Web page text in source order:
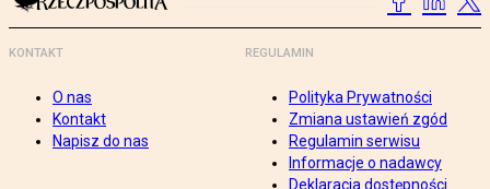
KONTAKT
O nas
Kontakt
Napisz do nas
REGULAMIN
Polityka Prywatności
Zmiana ustawień zgód
Regulamin serwisu
Informacje o nadawcy
Deklaracja dostępności